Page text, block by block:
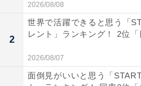
第2位：上井草駅（6万
2位には、杉並区に位置する
ン。
2026/08/08
2
世界で活躍できると思う「
レント」ランキング！ 2位「
2026/08/07
面倒見がいいと思う「